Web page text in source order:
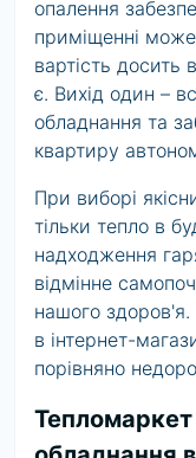
опалення
приміщенні
вартість досить
є. Вихід один –
обладнання та
квартиру
При виборі
тільки тепло в
надходження
відмінне
нашого здоров'я.
в інтернет-
порівняно